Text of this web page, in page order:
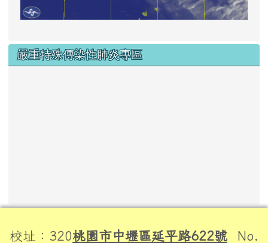
嚴重特殊傳染性肺炎專區
校址：320桃園市中壢區延平路622號 No.